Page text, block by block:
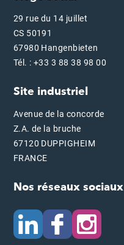
29 rue du 14 juillet
CS 50191
67980 Hangenbieten
Tél. : +33 3 88 38 98 00
Site industriel
Avenue de la concorde
Z.A. de la bruche
67120 DUPPIGHEIM
FRANCE
Nos réseaux sociaux